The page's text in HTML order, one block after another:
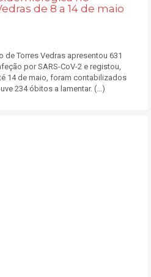
de 8 a 14 de maio
de Torres Vedras apresentou 631
por SARS-CoV-2 e registou,
14 de maio, foram contabilizados
234 óbitos a lamentar. (...)